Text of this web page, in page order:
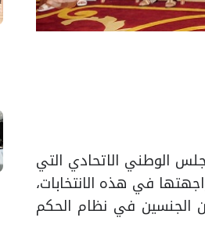
الوطني الاتحادي التي
واجهتها في هذه الانتخابات،
الجنسين في نظام الحكم